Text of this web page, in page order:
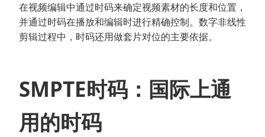
在视频编辑中通过时码来确定视频素材的长度和位置，
并通过时码在播放和编辑时进行精确控制。数字非线性
剪辑过程中，时码还用做套片对位的主要依据。
SMPTE时码：国际上通
用的时码